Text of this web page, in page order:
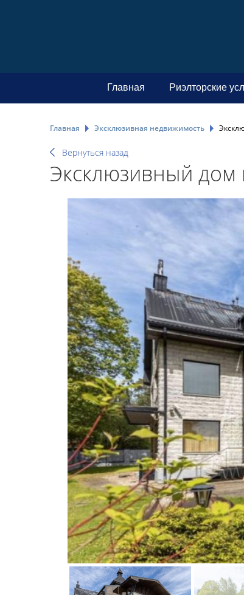
Главная Риэлторские
Главная Эксклюзивная недвижимость
Вернуться назад
Эксклюзивный дом